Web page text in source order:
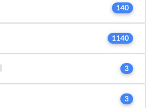
140
1140
3
3